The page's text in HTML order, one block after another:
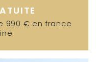
990 € en france